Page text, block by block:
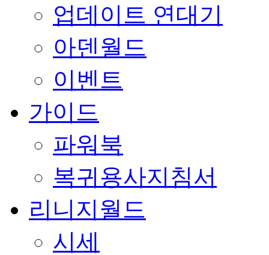
업데이트 연대기
아덴월드
이벤트
가이드
파워북
복귀용사지침서
리니지월드
시세